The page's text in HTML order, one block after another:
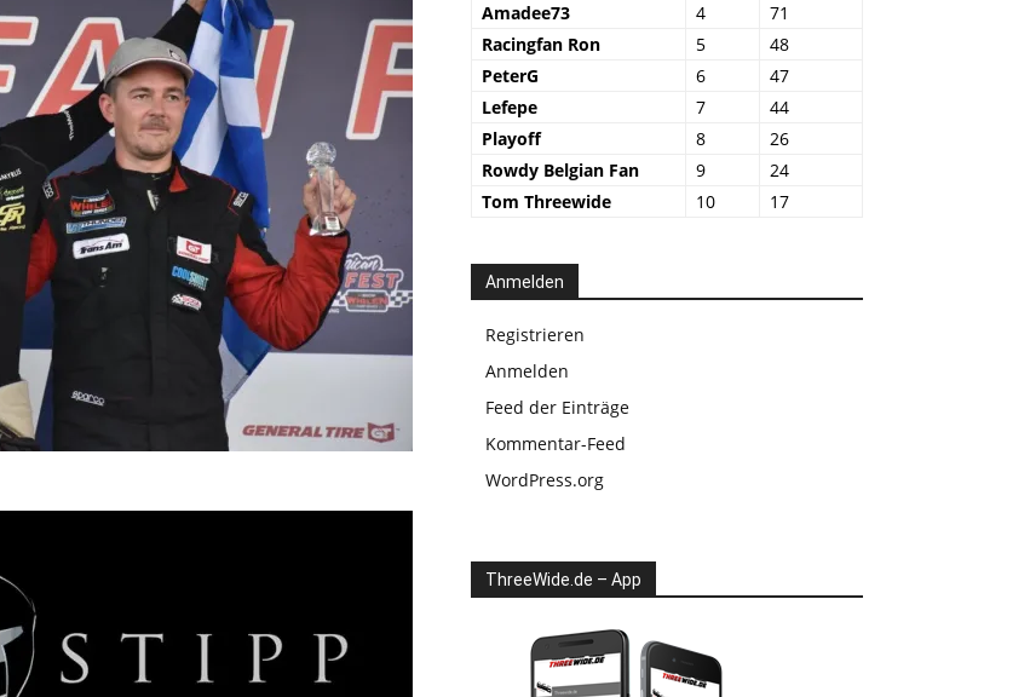
Amadee73
4
71
Racingfan Ron
5
48
PeterG
6
47
Lefepe
7
44
Playoff
8
26
Rowdy Belgian Fan
9
24
Tom Threewide
10 17
Anmelden
Registrieren
Anmelden
Feed der Einträge
Kommentar-Feed
WordPress.org
ThreeWide.de – App